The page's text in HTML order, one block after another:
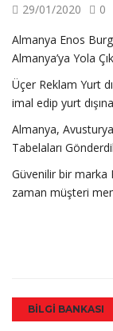
29/01/2020
0
Almanya Enos
Almanya’ya Yola
Üçer Reklam Yurt
imal edip yurt
Almanya,
Tabelaları
Güvenilir bir marka
zaman müşteri
BILGI BANKASI